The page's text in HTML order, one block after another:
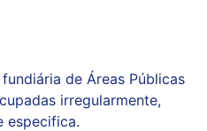
de Áreas Públicas
irregularmente,
especifica.